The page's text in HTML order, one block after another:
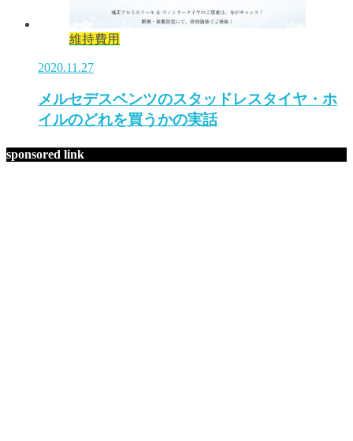
維持費用
2020.11.27
メルセデスベンツのスタッドレスタイヤ・ホ
イルのどれを買うかの実話
sponsored link